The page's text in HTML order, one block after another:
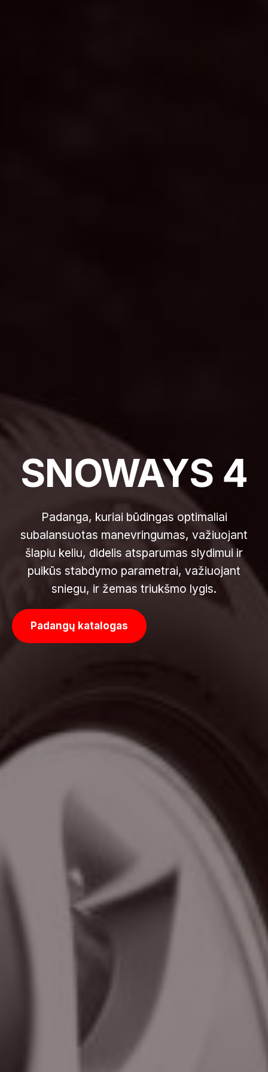
SNOWAYS 4
Padanga, kuriai būdingas optimaliai
subalansuotas manevringumas, važiuojant
šlapiu keliu, didelis atsparumas slydimui ir
puikūs stabdymo parametrai, važiuojant
sniegu, ir žemas triukšmo lygis.
Padangų katalogas